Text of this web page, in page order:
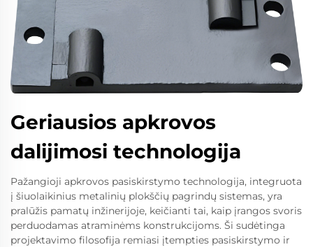
Geriausios apkrovos
dalijimosi technologija
Pažangioji apkrovos pasiskirstymo technologija, integruota
į šiuolaikinius metalinių plokščių pagrindų sistemas, yra
pralūžis pamatų inžinerijoje, keičianti tai, kaip įrangos svoris
perduodamas atraminėms konstrukcijoms. Ši sudėtinga
projektavimo filosofija remiasi įtempties pasiskirstymo ir